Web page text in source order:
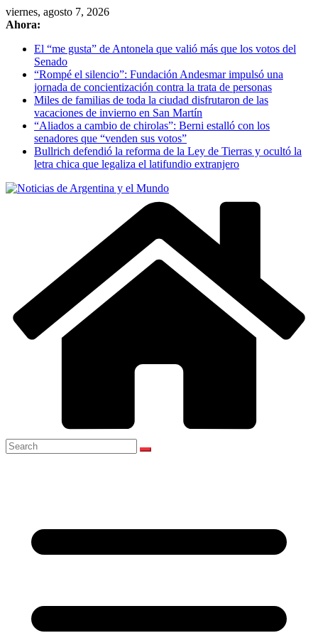
Skip
to
viernes, agosto 7, 2026
Ahora:
El “me gusta” de Antonela que valió más que los votos del
Senado
“Rompé el silencio”: Fundación Andesmar impulsó una
jornada de concientización contra la trata de personas
Miles de familias de toda la ciudad disfrutaron de las
vacaciones de invierno en San Martín
“Aliados a cambio de chirolas”: Berni estalló con los
senadores que “venden sus votos”
Bullrich defendió la reforma de la Ley de Tierras y ocultó la
letra chica que legaliza el latifundio extranjero